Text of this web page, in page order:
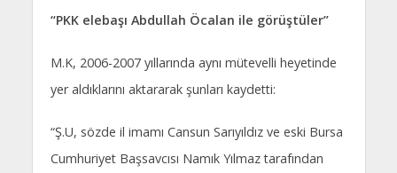
“PKK elebaşı Abdullah Öcalan ile görüştüler”
M.K, 2006-2007 yıllarında aynı mütevelli heyetinde
yer aldıklarını aktararak şunları kaydetti:
“Ş.U, sözde il imamı Cansun Sarıyıldız ve eski Bursa
Cumhuriyet Başsavcısı Namık Yılmaz tarafından